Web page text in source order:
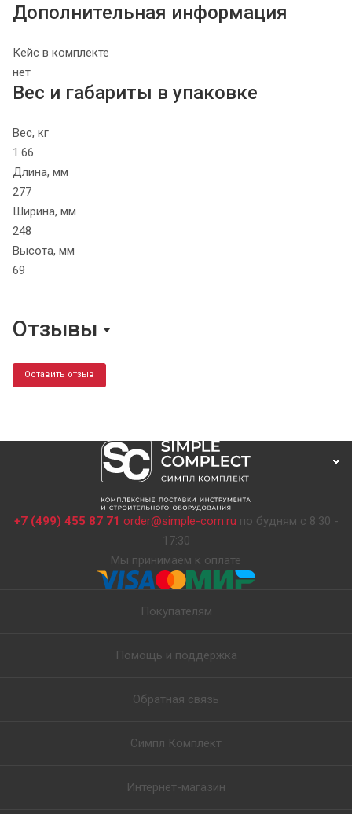
Дополнительная информация
Кейс в комплекте
нет
Вес и габариты в упаковке
Вес, кг
1.66
Длина, мм
277
Ширина, мм
248
Высота, мм
69
Отзывы
Оставить отзыв
+7 (499) 455 87 71 order@simple-com.ru по будням с 8:30 -
17:30
Мы принимаем к оплате
Покупателям
Помощь и поддержка
Обратная связь
Симпл Комплект
Интернет-магазин